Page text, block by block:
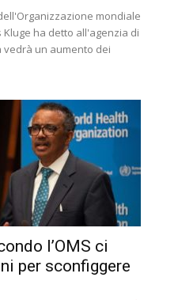
mondiale
Kluge ha detto all'agenzia di
vedrà un aumento dei
l’OMS ci
per sconfiggere